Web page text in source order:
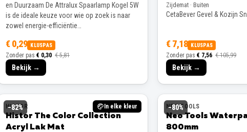
en Duurzaam De Attralux Spaarlamp Kogel 5W
is de ideale keuze voor wie op zoek is naar
zowel energie-efficiëntie…
€ 0,29 KLUSPAS
Zonder pas € 0,30 € 5,81
Bekijk →
Zijdemat
Zijdemat · Buiten
CetaBever Gevel & Kozijn
€ 7,18 KLUSPAS
Zonder pas € 7,56 € 105,99
Bekijk →
−82% In elke kleur
HISTOR
Histor The Color Collection
Acryl Lak Mat
−80%
NEO TOOLS
Neo Tools
800mm